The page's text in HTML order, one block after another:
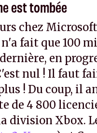
est tombée
chez
fait que 100
en
nul ! Il faut
! Du coup, il
de 4 800
division Xbox.